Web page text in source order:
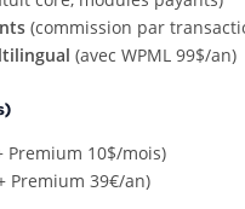
(commission par
(avec WPML 99$/an)
Premium 10$/mois)
Premium 39€/an)